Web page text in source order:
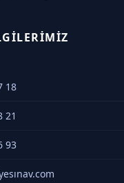
18
21
93